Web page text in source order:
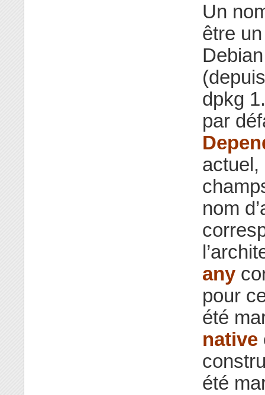
Un
être
dpkg
par
actuel,
nom
any
pour
été
native
été